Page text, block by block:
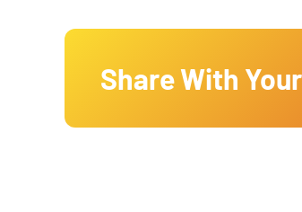
Share With